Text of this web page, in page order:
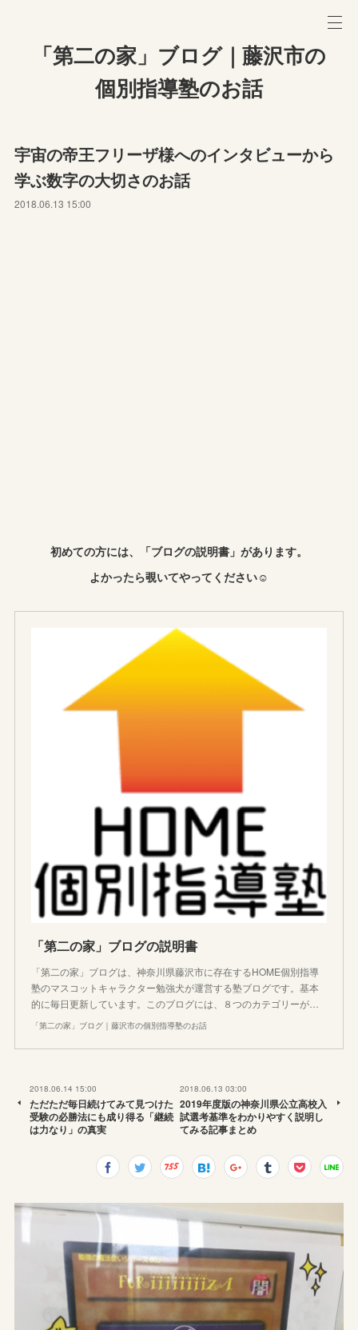
「第二の家」ブログ｜藤沢市の
個別指導塾のお話
宇宙の帝王フリーザ様へのインタビューから
学ぶ数字の大切さのお話
2018.06.13 15:00
初めての方には、「ブログの説明書」があります。
よかったら覗いてやってください☺︎
「第二の家」ブログの説明書
「第二の家」ブログは、神奈川県藤沢市に存在するHOME個別指導
塾のマスコットキャラクター勉強犬が運営する塾ブログです。基本
的に毎日更新しています。このブログには、８つのカテゴリーが…
「第二の家」ブログ｜藤沢市の個別指導塾のお話
2018.06.14 15:00
ただただ毎日続けてみて見つけた
受験の必勝法にも成り得る「継続
は力なり」の真実
2018.06.13 03:00
2019年度版の神奈川県公立高校入
試選考基準をわかりやすく説明し
てみる記事まとめ